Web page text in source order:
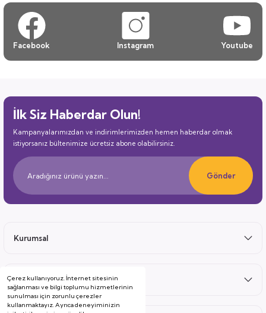
Çerez kullanıyoruz. İnternet sitesinin
sağlanması ve bilgi toplumu hizmetlerinin
sunulması için zorunlu çerezler
kullanmaktayız. Ayrıca deneyiminizin
Facebook Instagram Youtube
İlk Siz Haberdar Olun!
Kampanyalarımızdan ve indirimlerimizden hemen haberdar olmak
istiyorsanız bültenimize ücretsiz abone olabilirsiniz.
Gönder
Kurumsal
Satış Sonrası